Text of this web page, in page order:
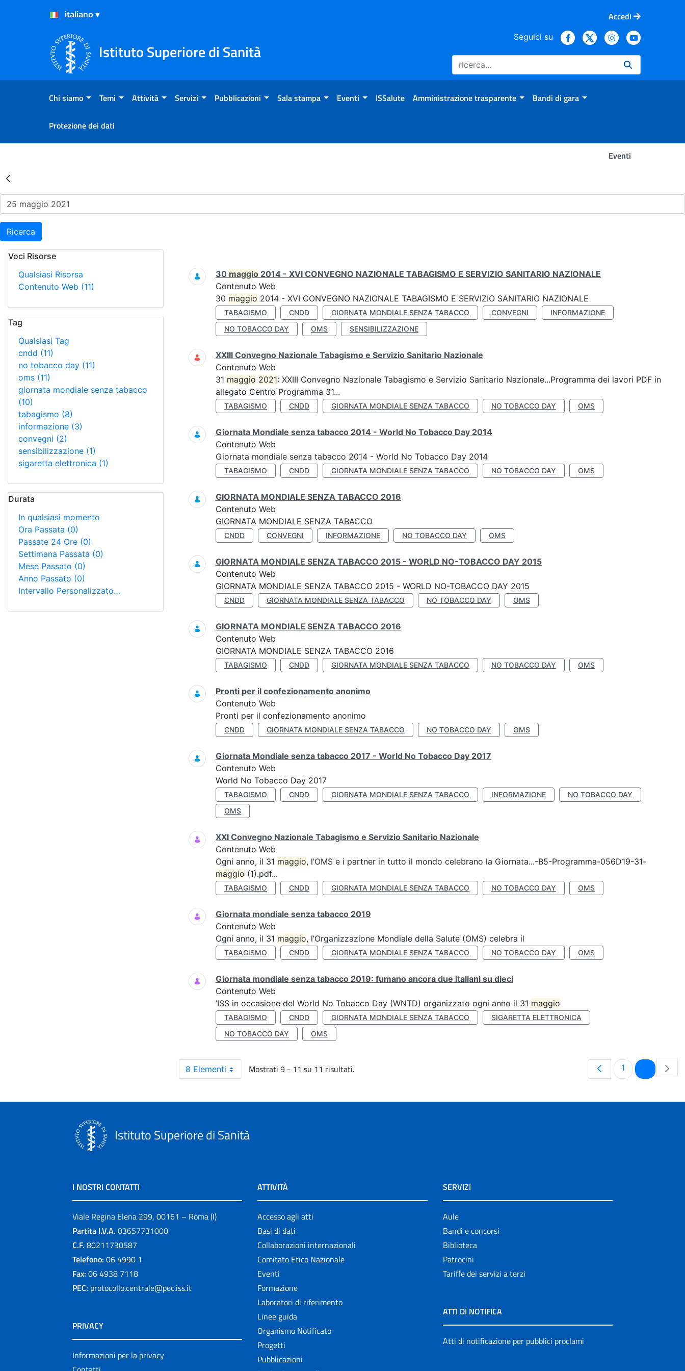
Salta al Contenuto
Salta al Footer
Accedi
Istituto Superiore di Sanità
Seguici su
Chi siamo Temi Attività Servizi Pubblicazioni Sala stampa Eventi ISSalute Amministrazione trasparente Bandi di gara
Protezione dei dati
Eventi
Risultati della Ricerca - Eventi
Ricerca
Voci Risorse
Qualsiasi Risorsa
Contenuto Web (11)
Tag
Qualsiasi Tag
cndd (11)
no tobacco day (11)
oms (11)
giornata mondiale senza tabacco
(10)
tabagismo (8)
informazione (3)
convegni (2)
sensibilizzazione (1)
sigaretta elettronica (1)
Durata
In qualsiasi momento
Ora Passata (0)
Passate 24 Ore (0)
Settimana Passata (0)
Mese Passato (0)
Anno Passato (0)
Intervallo Personalizzato…
Ricerca
30 maggio 2014 - XVI CONVEGNO NAZIONALE TABAGISMO E SERVIZIO SANITARIO NAZIONALE
Contenuto Web
30 maggio 2014 - XVI CONVEGNO NAZIONALE TABAGISMO E SERVIZIO SANITARIO NAZIONALE
TABAGISMO CNDD GIORNATA MONDIALE SENZA TABACCO CONVEGNI
INFORMAZIONE
NO TOBACCO DAY
OMS SENSIBILIZZAZIONE
XXIII Convegno Nazionale Tabagismo e Servizio Sanitario Nazionale
Contenuto Web
31 maggio 2021: XXIII Convegno Nazionale Tabagismo e Servizio Sanitario Nazionale...Programma dei lavori PDF in
allegato Centro Programma 31...
TABAGISMO CNDD GIORNATA MONDIALE SENZA TABACCO NO TOBACCO DAY OMS
Giornata Mondiale senza tabacco 2014 - World No Tobacco Day 2014
Contenuto Web
Giornata mondiale senza tabacco 2014 - World No Tobacco Day 2014
TABAGISMO CNDD GIORNATA MONDIALE SENZA TABACCO NO TOBACCO DAY OMS
GIORNATA MONDIALE SENZA TABACCO 2016
Contenuto Web
GIORNATA MONDIALE SENZA TABACCO
CNDD CONVEGNI INFORMAZIONE NO TOBACCO DAY OMS
GIORNATA MONDIALE SENZA TABACCO 2015 - WORLD NO-TOBACCO DAY 2015
Contenuto Web
GIORNATA MONDIALE SENZA TABACCO 2015 - WORLD NO-TOBACCO DAY 2015
CNDD GIORNATA MONDIALE SENZA TABACCO NO TOBACCO DAY OMS
GIORNATA MONDIALE SENZA TABACCO 2016
Contenuto Web
GIORNATA MONDIALE SENZA TABACCO 2016
TABAGISMO CNDD GIORNATA MONDIALE SENZA TABACCO NO TOBACCO DAY OMS
Pronti per il confezionamento anonimo
Contenuto Web
Pronti per il confezionamento anonimo
CNDD GIORNATA MONDIALE SENZA TABACCO NO TOBACCO DAY OMS
Giornata Mondiale senza tabacco 2017 - World No Tobacco Day 2017
Contenuto Web
World No Tobacco Day 2017
TABAGISMO CNDD GIORNATA MONDIALE SENZA TABACCO INFORMAZIONE
NO TOBACCO DAY
OMS
XXI Convegno Nazionale Tabagismo e Servizio Sanitario Nazionale
Contenuto Web
Ogni anno, il 31 maggio, l’OMS e i partner in tutto il mondo celebrano la Giornata...-B5-Programma-056D19-31-
maggio (1).pdf...
TABAGISMO CNDD GIORNATA MONDIALE SENZA TABACCO NO TOBACCO DAY OMS
Giornata mondiale senza tabacco 2019
Contenuto Web
Ogni anno, il 31 maggio, l’Organizzazione Mondiale della Salute (OMS) celebra il
TABAGISMO CNDD GIORNATA MONDIALE SENZA TABACCO NO TOBACCO DAY OMS
Giornata mondiale senza tabacco 2019: fumano ancora due italiani su dieci
Contenuto Web
’ISS in occasione del World No Tobacco Day (WNTD) organizzato ogni anno il 31 maggio
TABAGISMO CNDD GIORNATA MONDIALE SENZA TABACCO
SIGARETTA ELETTRONICA
NO TOBACCO DAY
OMS
8 Elementi Mostrati 9 - 11 su 11 risultati. Pagina
1 Pagina
Istituto Superiore di Sanità
I NOSTRI CONTATTI
Viale Regina Elena 299, 00161 – Roma (I)
Partita I.V.A. 03657731000
C.F. 80211730587
Telefono: 06 4990 1
Fax: 06 4938 7118
PEC: protocollo.centrale@pec.iss.it
PRIVACY
Informazioni per la privacy
ATTIVITÀ
Accesso agli atti
Basi di dati
Collaborazioni internazionali
Comitato Etico Nazionale
Eventi
Formazione
Laboratori di riferimento
Linee guida
Organismo Notificato
Progetti
Pubblicazioni
SERVIZI
Aule
Bandi e concorsi
Biblioteca
Patrocini
Tariffe dei servizi a terzi
ATTI DI NOTIFICA
Atti di notificazione per pubblici proclami